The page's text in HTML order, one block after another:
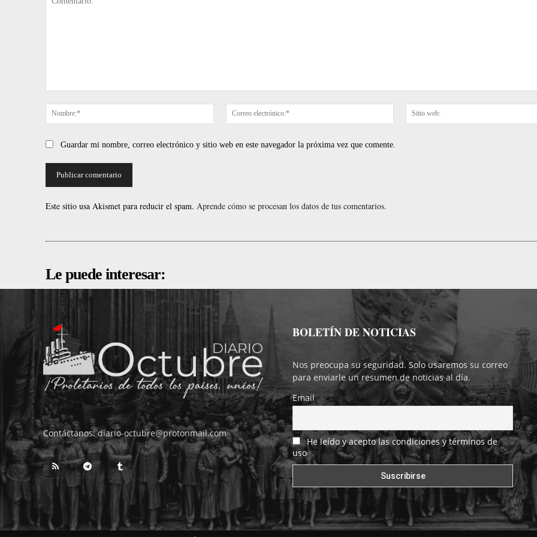
Nombre:*
Correo
electrónico:*
Guardar mi nombre, correo electrónico y sitio web en este navegador la próxima vez que comente.
Este sitio usa Akismet para reducir el spam. Aprende cómo se procesan los datos de tus comentarios.
Le puede interesar:
Contáctanos:diario-octubre@protonmail.com
BOLETÍN DE NOTICIAS
Nos preocupa su seguridad. Solo usaremos su correo
para enviarle un resumen de noticias al día.
Email
He leído y acepto las condiciones y términos de
uso